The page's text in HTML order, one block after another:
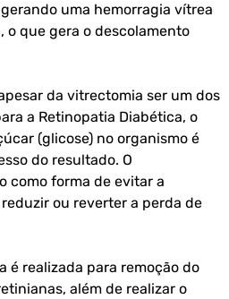
uma hemorragia vítrea
o que gera o descolamento
da vitrectomia ser um dos
a Retinopatia Diabética, o
(glicose) no organismo é
do resultado. O
como forma de evitar a
ou reverter a perda de
é realizada para remoção do
além de realizar o